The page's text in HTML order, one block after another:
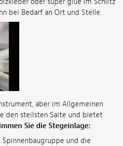
bei Bedarf an Ort und Stelle.
aber im Allgemeinen
den steilsten Saite und bietet
Sie die Stegeinlage:
und die